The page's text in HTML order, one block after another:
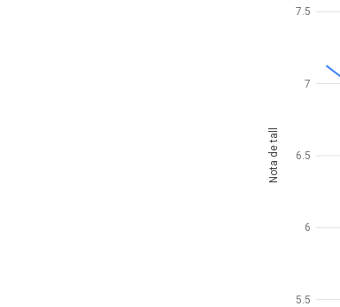
5.5
6
6.5
7
7.5
Nota de tall